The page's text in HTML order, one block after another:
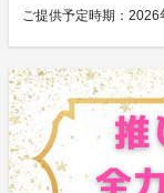
ご提供予定時期： 2026